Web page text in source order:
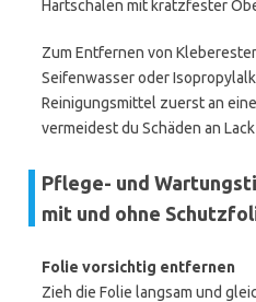
Hartschalen mit kratzfester
Zum Entfernen von
Seifenwasser oder
Reinigungsmittel zuerst an
vermeidest du Schäden an
Pflege- und
mit und ohne
Folie vorsichtig entfernen
Zieh die Folie langsam und